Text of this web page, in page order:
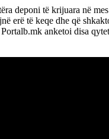
deponi të krijuara në
erë të keqe dhe që
anketoi disa